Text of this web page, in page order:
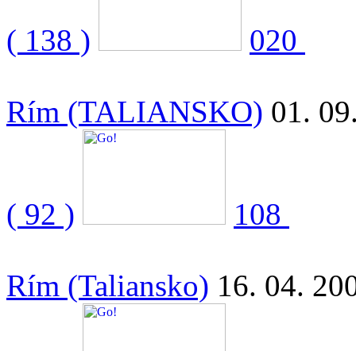
( 138 ) 020
Rím (TALIANSKO) 01.
( 92 ) 108
Rím (Taliansko) 16. 04.